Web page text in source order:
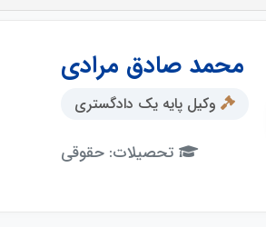
محمد صادق مرادی
وکیل پایه یک دادگستری
تحصیلات: حقوقی